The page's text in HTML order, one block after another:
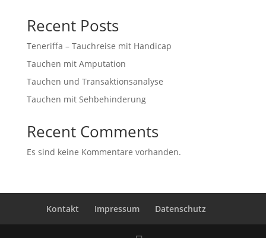
Recent Posts
Teneriffa – Tauchreise mit Handicap
Tauchen mit Amputation
Tauchen und Transaktionsanalyse
Tauchen mit Sehbehinderung
Recent Comments
Es sind keine Kommentare vorhanden.
Kontakt Impressum Datenschutz